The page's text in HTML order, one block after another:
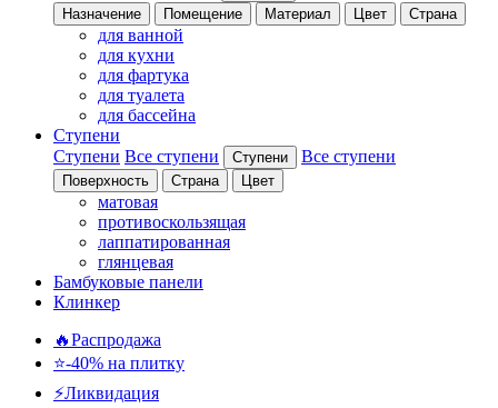
Назначение Помещение Материал Цвет Страна
для ванной
для кухни
для фартука
для туалета
для бассейна
Ступени
Ступени Все ступени Ступени Все ступени
Поверхность Страна Цвет
матовая
противоскользящая
лаппатированная
глянцевая
Бамбуковые панели
Клинкер
🔥Распродажа
⭐-40% на плитку
⚡️Ликвидация